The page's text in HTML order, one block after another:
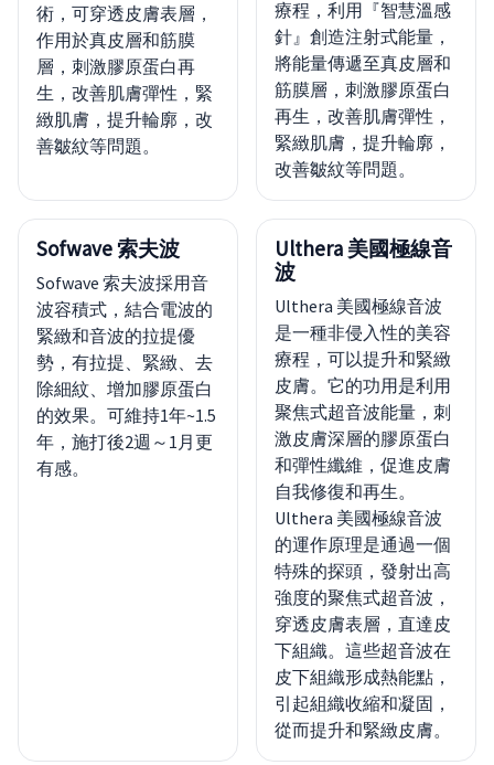
術，可穿透皮膚表層，
作用於真皮層和筋膜
層，刺激膠原蛋白再
生，改善肌膚彈性，緊
緻肌膚，提升輪廓，改
善皺紋等問題。
療程，利用『智慧溫感
針』創造注射式能量，
將能量傳遞至真皮層和
筋膜層，刺激膠原蛋白
再生，改善肌膚彈性，
緊緻肌膚，提升輪廓，
改善皺紋等問題。
Sofwave 索夫波
Sofwave 索夫波採用音
波容積式，結合電波的
緊緻和音波的拉提優
勢，有拉提、緊緻、去
除細紋、增加膠原蛋白
的效果。可維持1年~1.5
年，施打後2週～1月更
有感。
Ulthera 美國極線音
波
Ulthera 美國極線音波
是一種非侵入性的美容
療程，可以提升和緊緻
皮膚。它的功用是利用
聚焦式超音波能量，刺
激皮膚深層的膠原蛋白
和彈性纖維，促進皮膚
自我修復和再生。
Ulthera 美國極線音波
的運作原理是通過一個
特殊的探頭，發射出高
強度的聚焦式超音波，
穿透皮膚表層，直達皮
下組織。這些超音波在
皮下組織形成熱能點，
引起組織收縮和凝固，
從而提升和緊緻皮膚。